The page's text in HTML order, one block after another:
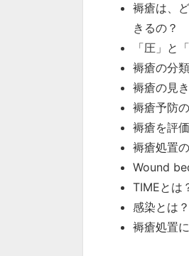
褥瘡は、
きるの？
「圧」と
褥瘡の分
褥瘡の見
褥瘡予防
褥瘡を評
褥瘡処置
Wound
TIMEとは
感染とは？
褥瘡処置